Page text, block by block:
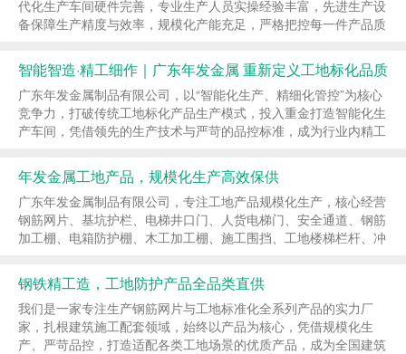
代化生产车间硬件完善，专业生产人员实操经验丰富，先进生产设
备保障生产精度与效率，规模化产能充足，严格把控每一件产品质
域，产品布局全面，主营钢筋网片等核心建材，同时覆...
智能智造·精工细作｜广东年发金属 重新定义工地标化品质
广东年发金属制品有限公司，以“智能化生产、精细化管控”为核心
竞争力，打破传统工地标化产品生产模式，投入重金打造智能化生
产车间，凭借领先的生产技术与严苛的品控标准，成为行业内精工
入全套智能化生产设备与管理系统，实现生产全流程...
年发金属工地产品，规模化生产高效保供
广东年发金属制品有限公司，专注工地产品规模化生产，核心经营
钢筋网片、基坑护栏、电梯井口门、人货电梯门、安全通道、钢筋
加工棚、电箱防护棚、木工加工棚、施工围挡、工地楼梯栏杆、冲
力，为全国各类建筑工地提供充足、优质的产品供应，高...
钢铁精工造，工地防护产品全品类直供
我们是一家专注生产钢筋网片与工地标准化全系列产品的实力厂
家，扎根建筑施工配套领域，始终以产品为核心，凭借规模化生
产、严苛品控，打造适配各类工地场景的优质产品，成为全国建筑